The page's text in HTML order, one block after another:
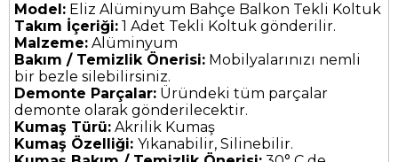
Model: Eliz Alüminyum Bahçe Balkon Tekli Koltuk
Takım İçeriği: 1 Adet Tekli Koltuk gönderilir.
Malzeme: Alüminyum
Bakım / Temizlik Önerisi: Mobilyalarınızı nemli
bir bezle silebilirsiniz.
Demonte Parçalar: Üründeki tüm parçalar
demonte olarak gönderilecektir.
Kumaş Türü: Akrilik Kumaş
Kumaş Özelliği: Yıkanabilir, Silinebilir.